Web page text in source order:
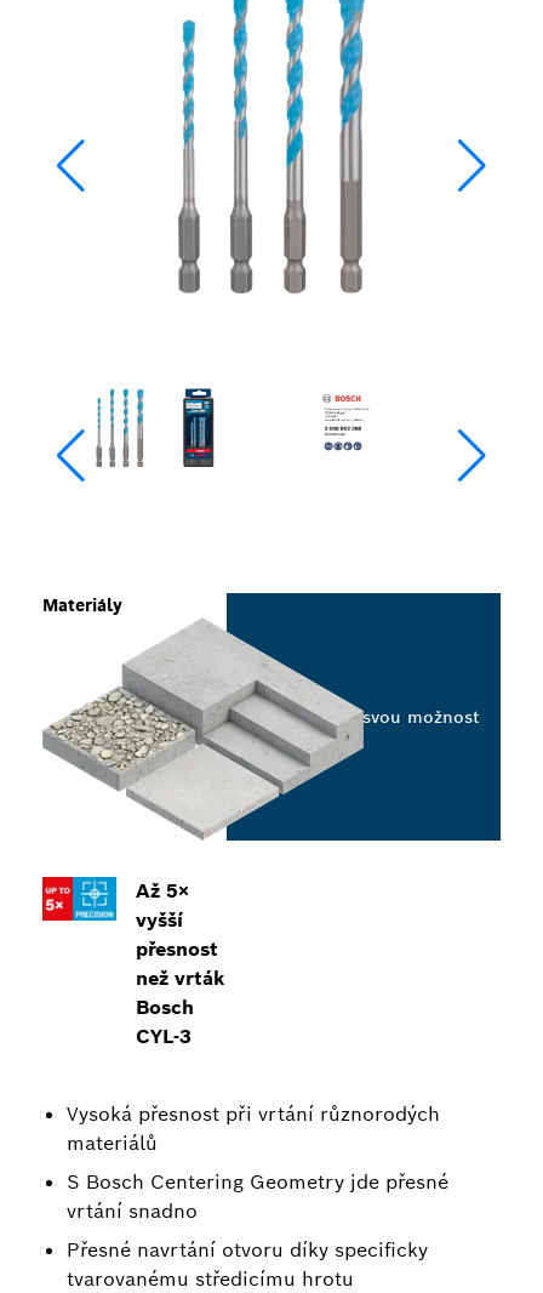
Až 5×
vyšší
přesnost
než vrták
Bosch
CYL-3
Vysoká přesnost při vrtání různorodých
materiálů
S Bosch Centering Geometry jde přesné
vrtání snadno
Přesné navrtání otvoru díky specificky
tvarovanému středicímu hrotu
Materiály
Vyberte svou možnost